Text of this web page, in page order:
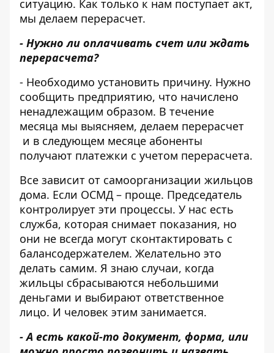
ситуацию. Как только к нам поступает акт,
мы делаем перерасчет.
- Нужно ли оплачивать счет или ждать
перерасчета?
- Необходимо установить причину. Нужно
сообщить предприятию, что начислено
ненадлежащим образом. В течение
месяца мы выясняем, делаем перерасчет
и в следующем месяце абоненты
получают платежки с учетом перерасчета.
Все зависит от самоорганизации жильцов
дома. Если ОСМД – проще. Председатель
контролирует эти процессы. У нас есть
служба, которая снимает показания, но
они не всегда могут сконтактировать с
балансодержателем. Желательно это
делать самим. Я знаю случаи, когда
жильцы сбрасываются небольшими
деньгами и выбирают ответственное
лицо. И человек этим занимается.
- А есть какой-то документ, форма, или